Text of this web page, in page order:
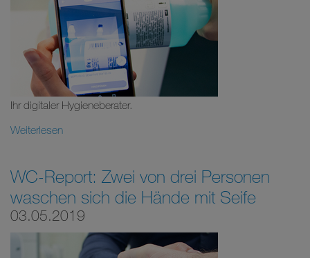
Ihr digitaler Hygieneberater.
Weiterlesen
WC-Report: Zwei von drei Personen
waschen sich die Hände mit Seife
03.05.2019